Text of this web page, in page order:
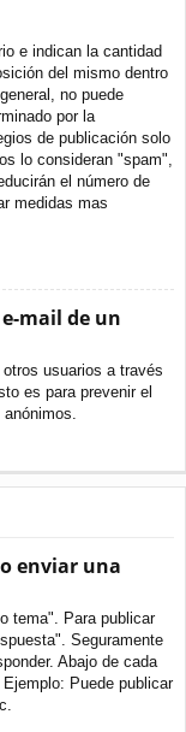
e indican la cantidad
del mismo dentro
no puede
por la
de publicación solo
lo consideran "spam",
el número de
medidas mas
mail de un
usuarios a través
es para prevenir el
enviar una
tema". Para publicar
Seguramente
Abajo de cada
Puede publicar